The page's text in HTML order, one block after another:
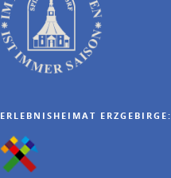
ERLEBNISHEIMAT ERZGEBIRGE: